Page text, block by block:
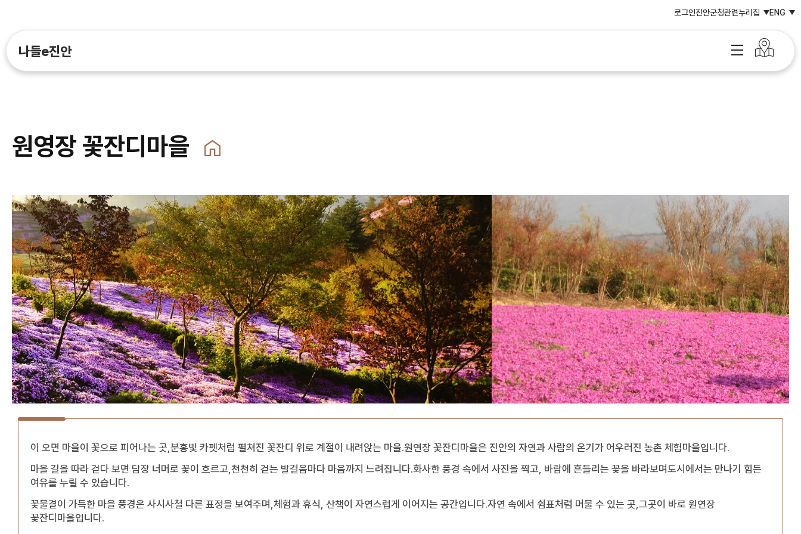
로그인진안군청관련누리집 ENG
나들e진안
원영장 꽃잔디마을
이 오면 마을이 꽃으로 피어나는 곳,분홍빛 카펫처럼 펼쳐진 꽃잔디 위로 계절이 내려앉는 마을.원연장 꽃잔디마을은 진안의 자연과 사람의 온기가 어우러진 농촌 체험마을입니다.
마을 길을 따라 걷다 보면 담장 너머로 꽃이 흐르고,천천히 걷는 발걸음마다 마음까지 느려집니다.화사한 풍경 속에서 사진을 찍고, 바람에 흔들리는 꽃을 바라보며도시에서는 만나기 힘든
여유를 누릴 수 있습니다.
꽃물결이 가득한 마을 풍경은 사시사철 다른 표정을 보여주며,체험과 휴식, 산책이 자연스럽게 이어지는 공간입니다.자연 속에서 쉼표처럼 머물 수 있는 곳,그곳이 바로 원연장
꽃잔디마을입니다.